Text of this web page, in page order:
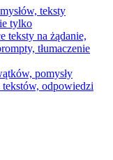
teksty
tylko
teksty na żądanie,
tłumaczenie
pomysły
odpowiedzi